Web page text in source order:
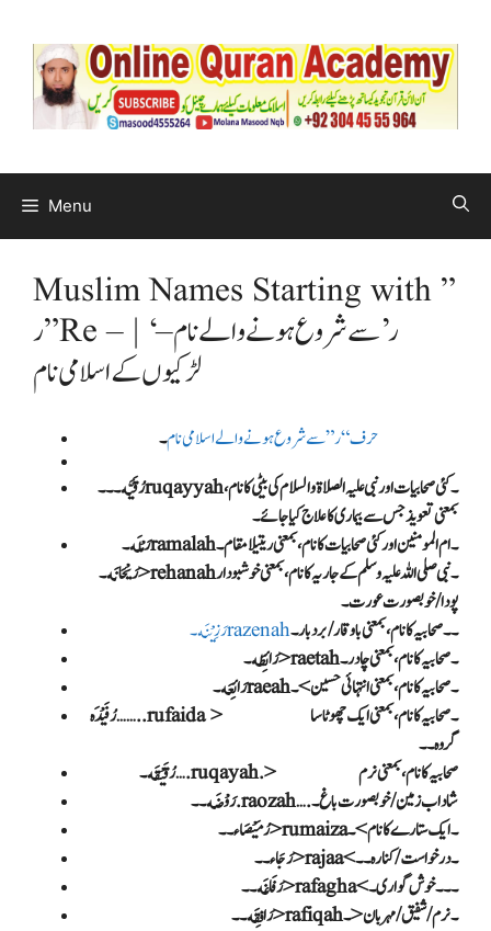
Menu
Muslim Names Starting with ”
ر ” Re – | ‘ر’ سے شروع ہونے والے نام –
لڑکیوں کے اسلامی نام
حرف “ر”سے شروع ہونے والے اسلامی نام۔
رُقَیَّه۔۔۔ruqayyah۔کئی صحابیات اور نبی علیہ الصلاۃ و السلام کی بیٹی کا نام،
بمعنی تعویذ جس سے بیماری کا علاج کیا جائے ۔
رَمْلَه۔ ramalah۔ام المومنین اور کئی صحابیات کا نام، بمعنی ریتیلا مقام ۔
رَیْحَانَه۔> rehanah۔نبی صلی اللہ علیہ وسلم کے جاریہ کا نام، بمعنی خوشبودار
پودا/ خوبصورت عورت ۔
رَزِیْنَه۔razenah۔۔صحابیہ کا نام، بمعنی باوقار/ بردبار ۔
رَائِطَه۔> raetah۔صحابیہ کا نام، بمعنی چادر ۔
رَائِعَه۔raeah۔صحابیہ کا نام، بمعنی انتہائی حسین > ۔
رُفَیْدَه……..rufaida > ۔صحابیہ کا نام، بمعنی ایک چھوٹا سا
گروہ۔۔
رَوْضَه۔۔.raozah….شاداب زمین/ خوبصورت باغ ۔
رُمَیْصَاء۔۔>rumaiza۔ایک ستارے کا نام >۔
رَجَاء۔۔>rajaa<۔درخواست/کنارہ ۔۔
رَفَاغَه۔۔>rafagha<۔۔۔خوش گواری ۔
رَافِقَه۔۔>rafiqah۔نرم/ شفیق/ مہربان< ۔